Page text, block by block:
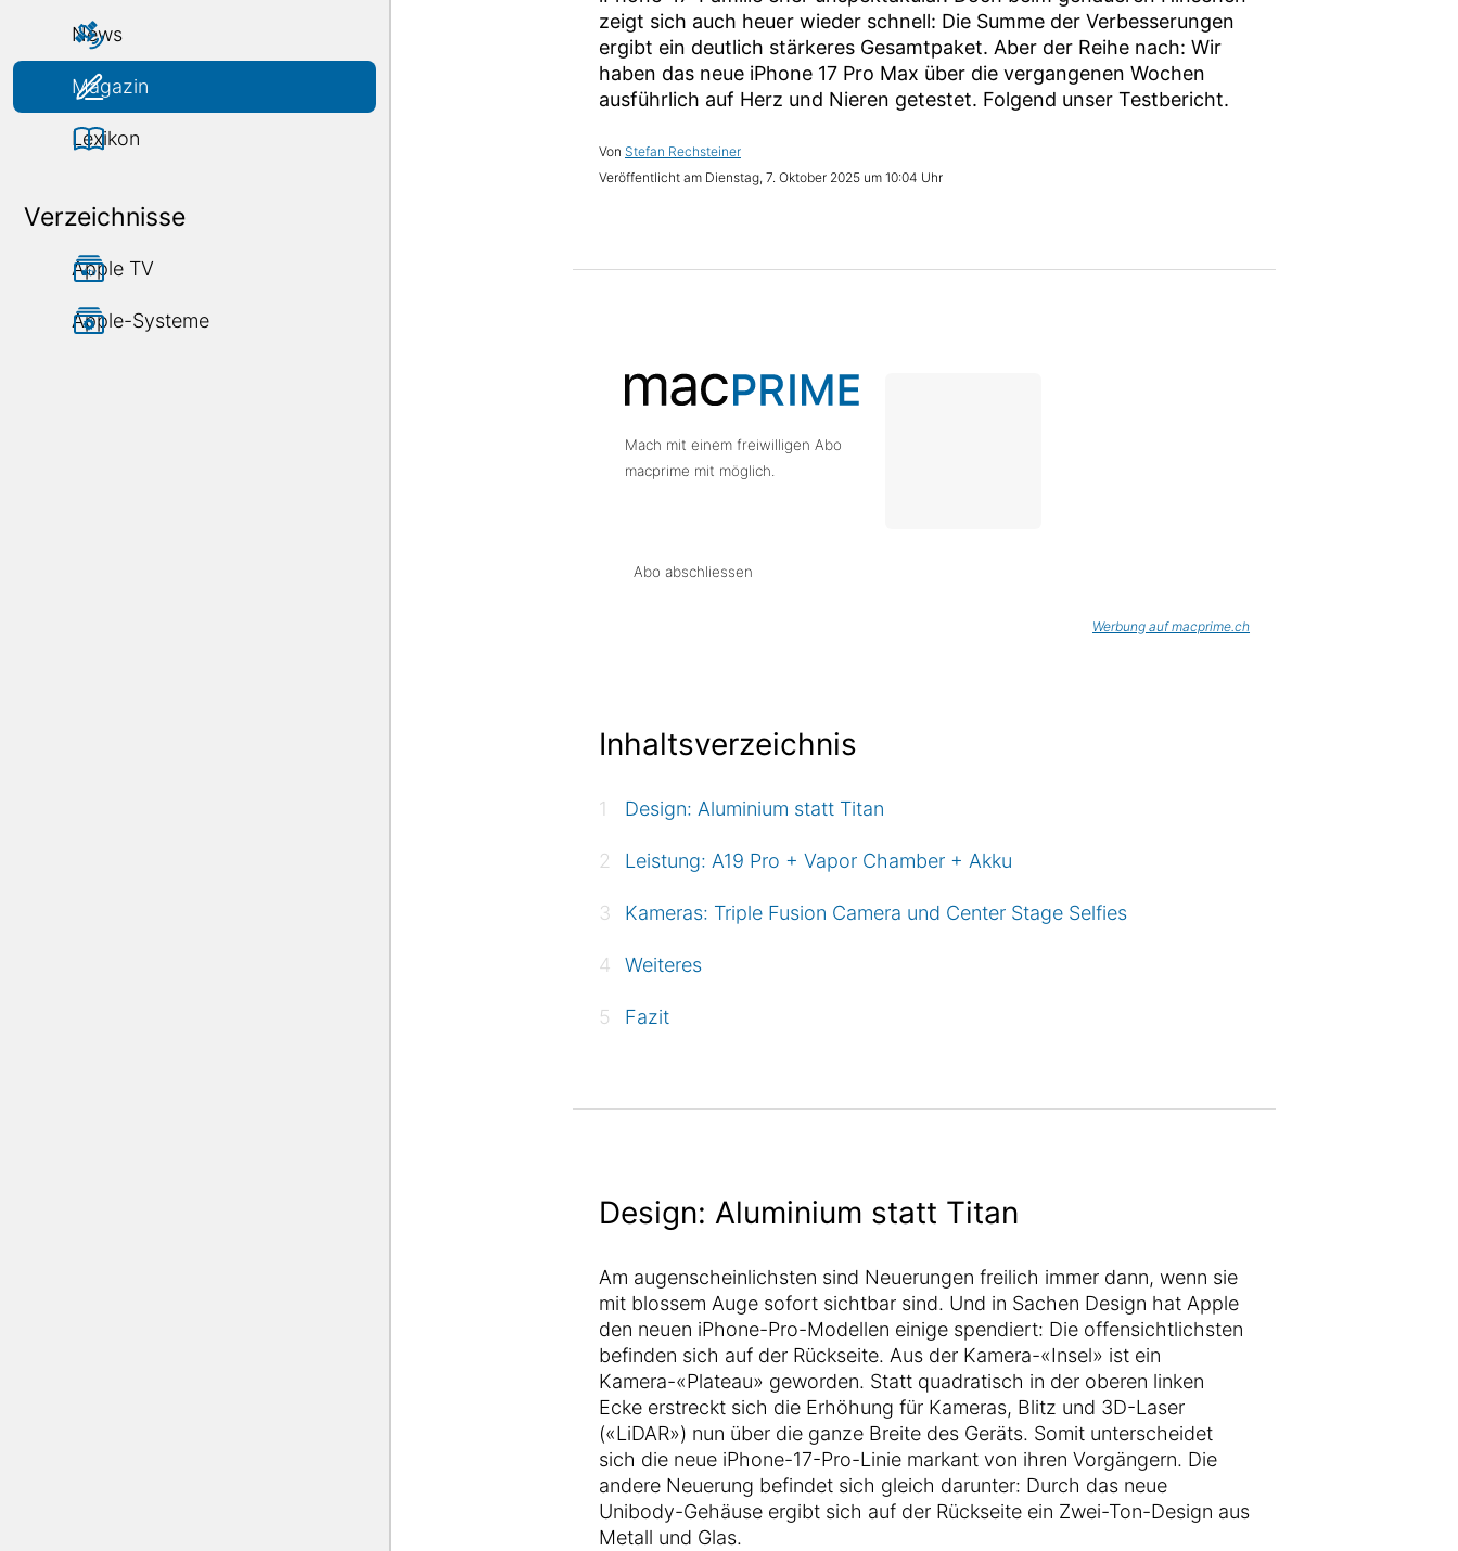
News
Magazin
Lexikon
Verzeichnisse
Apple TV
Apple-Systeme
zeigt sich auch heuer wieder schnell: Die Summe der Verbesserungen
ergibt ein deutlich stärkeres Gesamtpaket. Aber der Reihe nach: Wir
haben das neue iPhone 17 Pro Max über die vergangenen Wochen
ausführlich auf Herz und Nieren getestet. Folgend unser Testbericht.
Stefan Rechsteiner
Dienstag, 7. Oktober 2025 um 10:04 Uhr
Mach mit einem freiwilligen Abo
macprime mit möglich.
Abo abschliessen
Werbung auf macprime.ch
Inhaltsverzeichnis
Design: Aluminium statt Titan
Leistung: A19 Pro + Vapor Chamber + Akku
Kameras: Triple Fusion Camera und Center Stage Selfies
Weiteres
Fazit
Design: Aluminium statt Titan
Am augenscheinlichsten sind Neuerungen freilich immer dann, wenn sie
mit blossem Auge sofort sichtbar sind. Und in Sachen Design hat Apple
den neuen iPhone-Pro-Modellen einige spendiert: Die offensichtlichsten
befinden sich auf der Rückseite. Aus der Kamera-«Insel» ist ein
Kamera-«Plateau» geworden. Statt quadratisch in der oberen linken
Ecke erstreckt sich die Erhöhung für Kameras, Blitz und 3D-Laser
(«LiDAR») nun über die ganze Breite des Geräts. Somit unterscheidet
sich die neue iPhone-17-Pro-Linie markant von ihren Vorgängern. Die
andere Neuerung befindet sich gleich darunter: Durch das neue
Unibody-Gehäuse ergibt sich auf der Rückseite ein Zwei-Ton-Design aus
Metall und Glas.